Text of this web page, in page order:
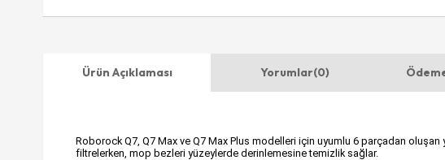
Ürün Açıklaması Yorumlar(0)
Roborock Q7, Q7 Max ve Q7 Max Plus modelleri için uyumlu 6 parçadan
filtrelerken, mop bezleri yüzeylerde derinlemesine temizlik sağlar.